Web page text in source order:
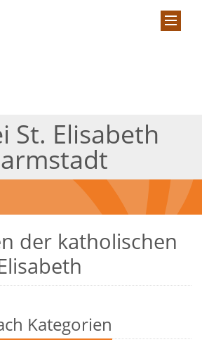
St. Elisabeth
der katholischen
Kategorien